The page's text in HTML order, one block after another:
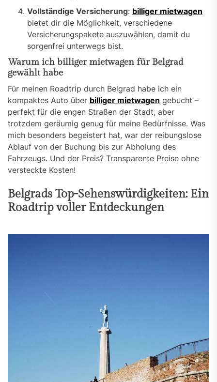
Vollständige Versicherung: billiger mietwagen
bietet dir die Möglichkeit, verschiedene
Versicherungspakete auszuwählen, damit du
sorgenfrei unterwegs bist.
Warum ich billiger mietwagen für Belgrad
gewählt habe
Für meinen Roadtrip durch Belgrad habe ich ein
kompaktes Auto über billiger mietwagen gebucht –
perfekt für die engen Straßen der Stadt, aber
trotzdem geräumig genug für meine Bedürfnisse. Was
mich besonders begeistert hat, war der reibungslose
Ablauf von der Buchung bis zur Abholung des
Fahrzeugs. Und der Preis? Transparente Preise ohne
versteckte Kosten!
Belgrads Top-Sehenswürdigkeiten: Ein
Roadtrip voller Entdeckungen